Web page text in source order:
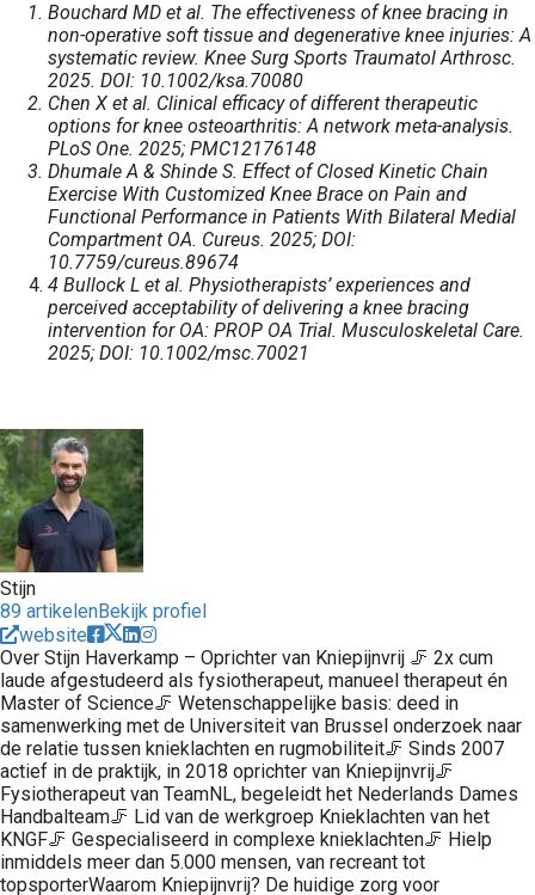
Bouchard MD et al. The effectiveness of knee bracing in
non-operative soft tissue and degenerative knee injuries: A
systematic review. Knee Surg Sports Traumatol Arthrosc.
2025. DOI: 10.1002/ksa.70080
Chen X et al. Clinical efficacy of different therapeutic
options for knee osteoarthritis: A network meta-analysis.
PLoS One. 2025; PMC12176148
Dhumale A & Shinde S. Effect of Closed Kinetic Chain
Exercise With Customized Knee Brace on Pain and
Functional Performance in Patients With Bilateral Medial
Compartment OA. Cureus. 2025; DOI:
10.7759/cureus.89674
4 Bullock L et al. Physiotherapists’ experiences and
perceived acceptability of delivering a knee bracing
intervention for OA: PROP OA Trial. Musculoskeletal Care.
2025; DOI: 10.1002/msc.70021
Stijn
89 artikelenBekijk profiel
website
Over Stijn Haverkamp – Oprichter van Kniepijnvrij 🦵 2x cum
laude afgestudeerd als fysiotherapeut, manueel therapeut én
Master of Science🦵 Wetenschappelijke basis: deed in
samenwerking met de Universiteit van Brussel onderzoek naar
de relatie tussen knieklachten en rugmobiliteit🦵 Sinds 2007
actief in de praktijk, in 2018 oprichter van Kniepijnvrij🦵
Fysiotherapeut van TeamNL, begeleidt het Nederlands Dames
Handbalteam🦵 Lid van de werkgroep Knieklachten van het
KNGF🦵 Gespecialiseerd in complexe knieklachten🦵 Hielp
inmiddels meer dan 5.000 mensen, van recreant tot
topsporterWaarom Kniepijnvrij? De huidige zorg voor